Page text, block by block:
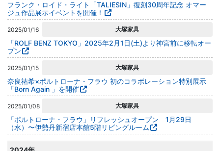
フランク・ロイド・ライト「TALIESIN」復刻30周年記念 オマー
ジュ作品展示イベントを開催！
2025/01/16 大塚家具
「ROLF BENZ TOKYO」2025年2月1日(土)より神宮前に移転オー
プン
2025/01/15 大塚家具
奈良祐希×ポルトローナ・フラウ 初のコラボレーション特別展示
「Born Again 」を開催
2025/01/08 大塚家具
「ポルトローナ・フラウ」リフレッシュオープン 1月29⽇
（⽔）〜伊勢丹新宿店本館5階リビングルーム